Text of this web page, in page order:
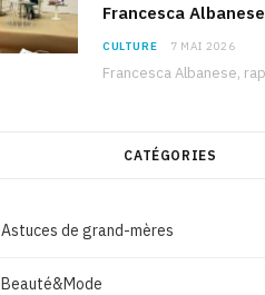
Francesca Albanese
CULTURE 7 MAI 2026
CATÉGORIES
Astuces de grand-mères
Beauté&Mode